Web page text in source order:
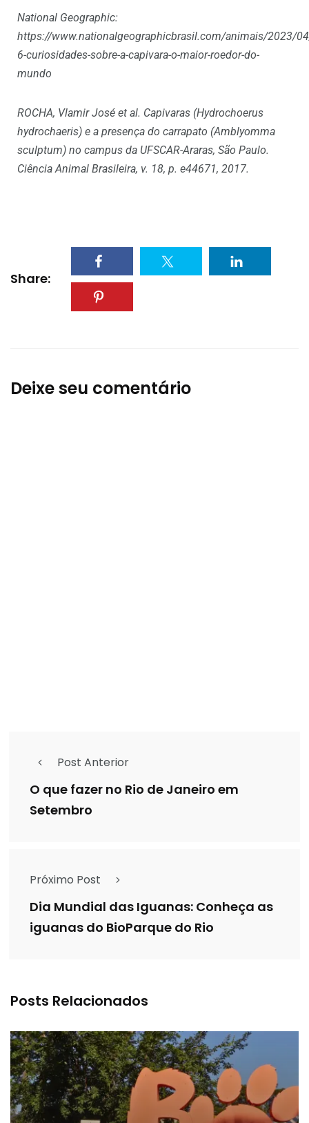
National Geographic:
https://www.nationalgeographicbrasil.com/animais/2023/
6-curiosidades-sobre-a-capivara-o-maior-roedor-do-
mundo
ROCHA, Vlamir José et al. Capivaras (Hydrochoerus
hydrochaeris) e a presença do carrapato (Amblyomma
sculptum) no campus da UFSCAR-Araras, São Paulo.
Ciência Animal Brasileira, v. 18, p. e44671, 2017.
Share:
Deixe seu comentário
Post Anterior
O que fazer no Rio de Janeiro em
Setembro
Próximo Post
Dia Mundial das Iguanas: Conheça as
iguanas do BioParque do Rio
Posts Relacionados